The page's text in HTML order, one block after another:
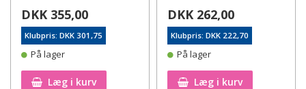
DKK 355,00
Klubpris: DKK 301,75
På lager
Læg i kurv
DKK 262,00
Klubpris: DKK 222,70
På lager
Læg i kurv